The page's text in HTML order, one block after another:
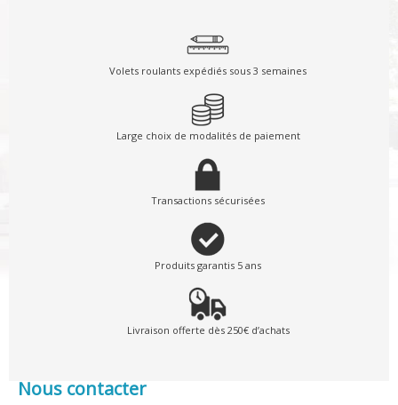
Volets roulants expédiés sous 3 semaines
Large choix de modalités de paiement
Transactions sécurisées
Produits garantis 5 ans
Livraison offerte dès 250€ d’achats
Nous contacter